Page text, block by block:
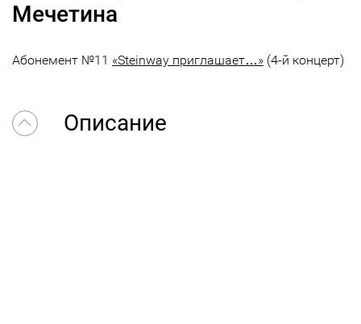
Мечетина
Абонемент №11 «Steinway приглашает…» (4-й концерт)
Описание